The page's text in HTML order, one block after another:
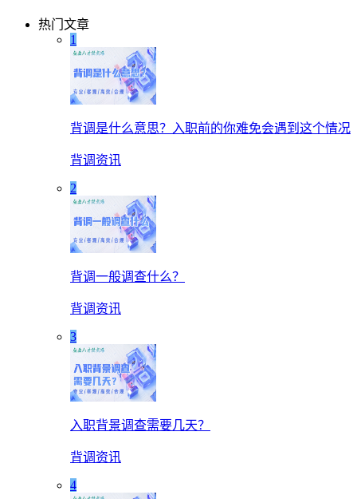
热门文章
1
背调是什么意思？入职前的你难免会遇到这个情况
背调资讯
2
背调一般调查什么？
背调资讯
3
入职背景调查需要几天？
背调资讯
4